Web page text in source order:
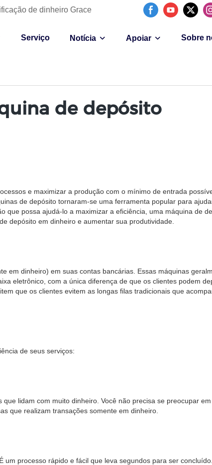
de dinheiro Grace
Serviço Notícia Apoiar Sobre
de depósito
e maximizar a produção com o mínimo de entrada
de depósito tornaram-se uma ferramenta popular para
possa ajudá-lo a maximizar a eficiência, uma máquina de
depósito em dinheiro e aumentar sua produtividade.
em dinheiro) em suas contas bancárias. Essas máquinas
eletrônico, com a única diferença de que os clientes podem
que os clientes evitem as longas filas tradicionais que
de seus serviços:
lidam com muito dinheiro. Você não precisa se preocupar
que realizam transações somente em dinheiro.
processo rápido e fácil que leva segundos para ser